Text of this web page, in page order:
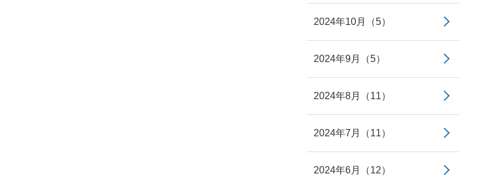
2024年10月（5）
2024年9月（5）
2024年8月（11）
2024年7月（11）
2024年6月（12）